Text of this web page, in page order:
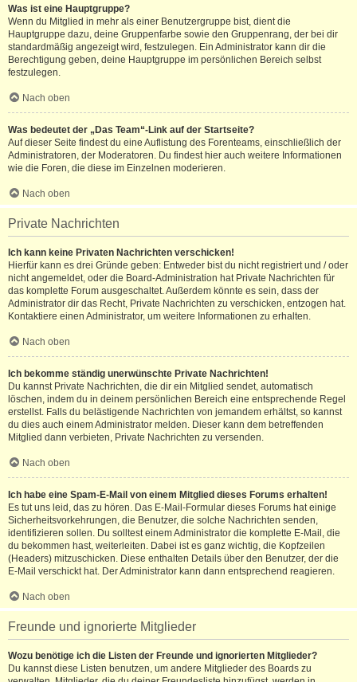
Was ist eine Hauptgruppe?
Wenn du Mitglied in mehr als einer Benutzergruppe bist, dient die
Hauptgruppe dazu, deine Gruppenfarbe sowie den Gruppenrang, der bei dir
standardmäßig angezeigt wird, festzulegen. Ein Administrator kann dir die
Berechtigung geben, deine Hauptgruppe im persönlichen Bereich selbst
festzulegen.
Nach oben
Was bedeutet der „Das Team“-Link auf der Startseite?
Auf dieser Seite findest du eine Auflistung des Forenteams, einschließlich der
Administratoren, der Moderatoren. Du findest hier auch weitere Informationen
wie die Foren, die diese im Einzelnen moderieren.
Nach oben
Private Nachrichten
Ich kann keine Privaten Nachrichten verschicken!
Hierfür kann es drei Gründe geben: Entweder bist du nicht registriert und / oder
nicht angemeldet, oder die Board-Administration hat Private Nachrichten für
das komplette Forum ausgeschaltet. Außerdem könnte es sein, dass der
Administrator dir das Recht, Private Nachrichten zu verschicken, entzogen hat.
Kontaktiere einen Administrator, um weitere Informationen zu erhalten.
Nach oben
Ich bekomme ständig unerwünschte Private Nachrichten!
Du kannst Private Nachrichten, die dir ein Mitglied sendet, automatisch
löschen, indem du in deinem persönlichen Bereich eine entsprechende Regel
erstellst. Falls du belästigende Nachrichten von jemandem erhältst, so kannst
du dies auch einem Administrator melden. Dieser kann dem betreffenden
Mitglied dann verbieten, Private Nachrichten zu versenden.
Nach oben
Ich habe eine Spam-E-Mail von einem Mitglied dieses Forums erhalten!
Es tut uns leid, das zu hören. Das E-Mail-Formular dieses Forums hat einige
Sicherheitsvorkehrungen, die Benutzer, die solche Nachrichten senden,
identifizieren sollen. Du solltest einem Administrator die komplette E-Mail, die
du bekommen hast, weiterleiten. Dabei ist es ganz wichtig, die Kopfzeilen
(Headers) mitzuschicken. Diese enthalten Details über den Benutzer, der die
E-Mail verschickt hat. Der Administrator kann dann entsprechend reagieren.
Nach oben
Freunde und ignorierte Mitglieder
Wozu benötige ich die Listen der Freunde und ignorierten Mitglieder?
Du kannst diese Listen benutzen, um andere Mitglieder des Boards zu